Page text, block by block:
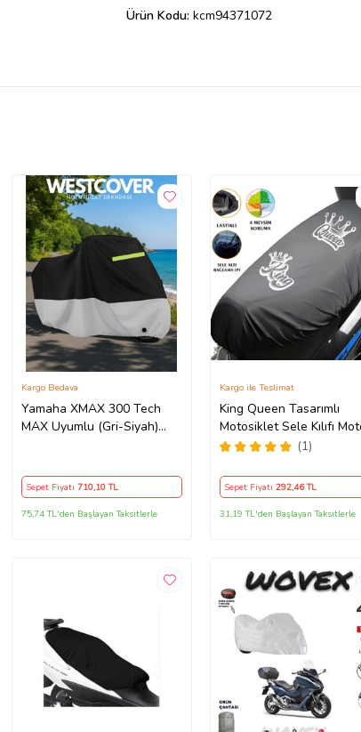
Ürün Kodu: kcm94371072
Yamaha XMAX 300 Tech
MAX Uyumlu (Gri-Siyah)
Motor Örtüsü (Güvenlik
Kilidi ve Bağlantı Tokalı)
Kargo Bedava
Sepet Fiyatı 710,10 TL
75,74 TL'den Başlayan Taksitlerle
King Queen Tasarımlı
Motosiklet Sele Kılıfı
Koltuk Brandası Siyah
(1)
Kargo ile Teslimat
Sepet Fiyatı 292,46 TL
31,19 TL'den Başlayan Taksitlerle